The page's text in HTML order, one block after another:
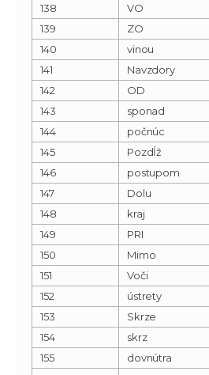
138
VO
139
ZO
140
vinou
141
Navzdory
142
OD
143
sponad
144
počnúc
145
Pozdĺž
146
postupom
147
Dolu
148
kraj
149
PRI
150
Mimo
151
Voči
152
ústrety
153
Skrze
154
skrz
155
dovnútra